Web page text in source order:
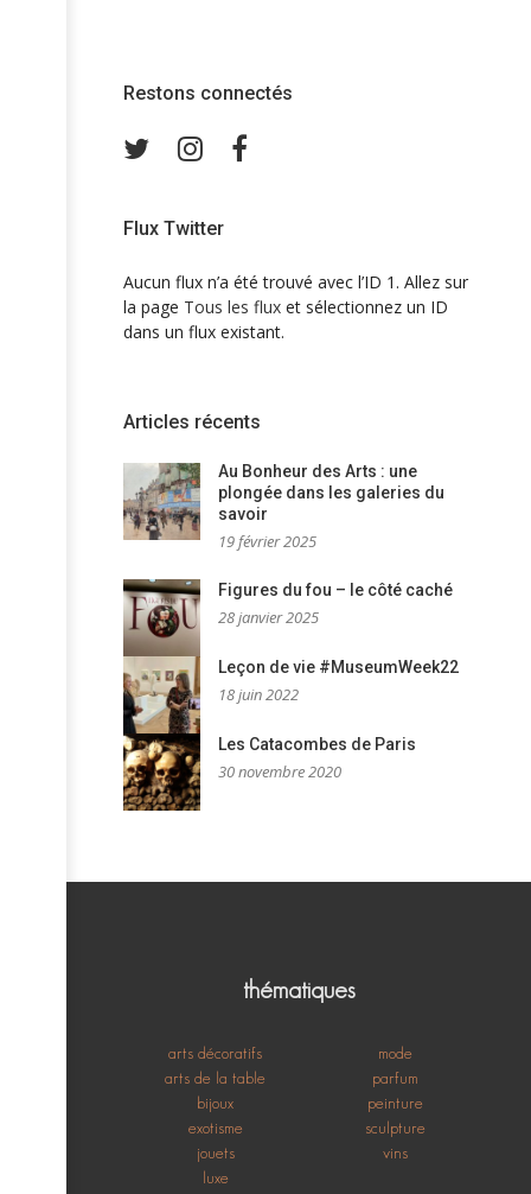
Restons connectés
TwitterInstagram
Flux Twitter
Aucun flux n’a été trouvé avec l’ID 1. Allez sur
la page Tous les flux et sélectionnez un ID
dans un flux existant.
Articles récents
Au Bonheur des Arts : une
plongée dans les galeries du
savoir
19 février 2025
Figures du fou – le côté caché
28 janvier 2025
Leçon de vie #MuseumWeek22
18 juin 2022
Les Catacombes de Paris
30 novembre 2020
thématiques
arts décoratifs
arts de la table
bijoux
exotisme
jouets
luxe
mode
parfum
peinture
sculpture
vins